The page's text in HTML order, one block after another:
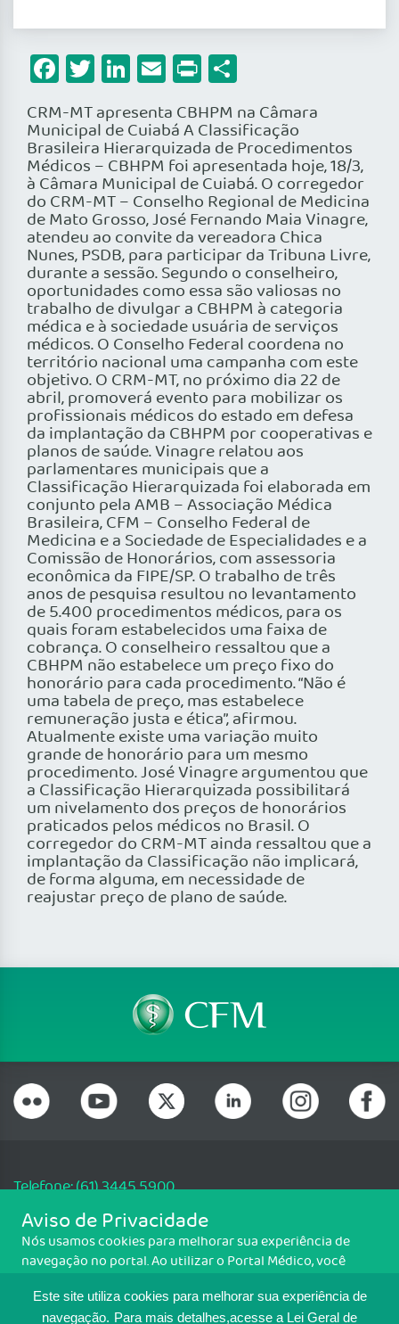
Este site utiliza cookies para melhorar sua experiência de
navegação. Para mais detalhes,acesse a Lei Geral de
Facebook
Twitter
LinkedIn
Email
Print
CRM-MT apresenta CBHPM na Câmara
Municipal de Cuiabá A Classificação
Brasileira Hierarquizada de Procedimentos
Médicos – CBHPM foi apresentada hoje, 18/3,
à Câmara Municipal de Cuiabá. O corregedor
do CRM-MT – Conselho Regional de Medicina
de Mato Grosso, José Fernando Maia Vinagre,
atendeu ao convite da vereadora Chica
Nunes, PSDB, para participar da Tribuna Livre,
durante a sessão. Segundo o conselheiro,
oportunidades como essa são valiosas no
trabalho de divulgar a CBHPM à categoria
médica e à sociedade usuária de serviços
médicos. O Conselho Federal coordena no
território nacional uma campanha com este
objetivo. O CRM-MT, no próximo dia 22 de
abril, promoverá evento para mobilizar os
profissionais médicos do estado em defesa
da implantação da CBHPM por cooperativas e
planos de saúde. Vinagre relatou aos
parlamentares municipais que a
Classificação Hierarquizada foi elaborada em
conjunto pela AMB – Associação Médica
Brasileira, CFM – Conselho Federal de
Medicina e a Sociedade de Especialidades e a
Comissão de Honorários, com assessoria
econômica da FIPE/SP. O trabalho de três
anos de pesquisa resultou no levantamento
de 5.400 procedimentos médicos, para os
quais foram estabelecidos uma faixa de
cobrança. O conselheiro ressaltou que a
CBHPM não estabelece um preço fixo do
honorário para cada procedimento. “Não é
uma tabela de preço, mas estabelece
remuneração justa e ética”, afirmou.
Atualmente existe uma variação muito
grande de honorário para um mesmo
procedimento. José Vinagre argumentou que
a Classificação Hierarquizada possibilitará
um nivelamento dos preços de honorários
praticados pelos médicos no Brasil. O
corregedor do CRM-MT ainda ressaltou que a
implantação da Classificação não implicará,
de forma alguma, em necessidade de
reajustar preço de plano de saúde.
Telefone: (61) 3445 5900
Email: cfm@portalmedico.org.br
SGAS 616, Conjunto D, Lote 115, L2 Sul, Brasília/DF - CEP: 70200-760 -
CNPJ: 33.583.550/0001-30
Aviso de Privacidade
Nós usamos cookies para melhorar sua experiência de
navegação no portal. Ao utilizar o Portal Médico, você
Para ter mais informações sobre como isso é feito, acesse